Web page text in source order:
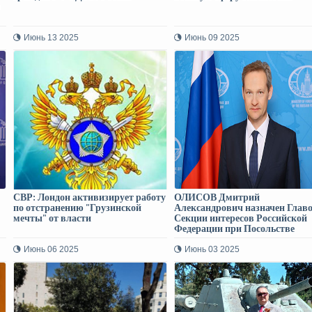
Июнь 13 2025 Июнь 09 2025
СВР: Лондон активизирует работу
по отстранению "Грузинской
мечты" от власти
Июнь 06 2025
ОЛИСОВ Дмитрий
Александрович назначен
Секции интересов Российской
Федерации при Посольстве
Грузии
Июнь 03 2025